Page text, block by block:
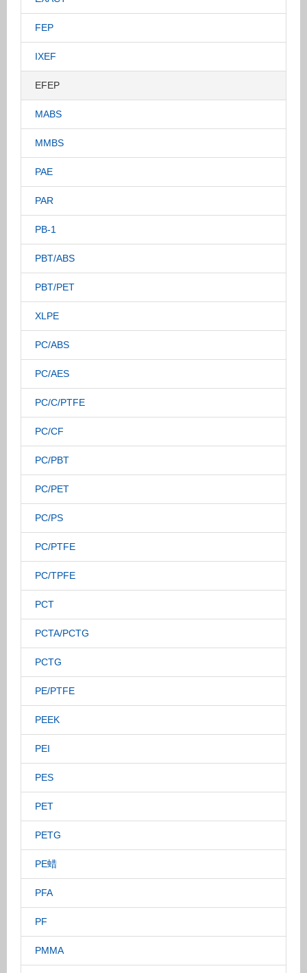
FEP
IXEF
EFEP
MABS
MMBS
PAE
PAR
PB-1
PBT/ABS
PBT/PET
XLPE
PC/ABS
PC/AES
PC/C/PTFE
PC/CF
PC/PBT
PC/PET
PC/PS
PC/PTFE
PC/TPFE
PCT
PCTA/PCTG
PCTG
PE/PTFE
PEEK
PEI
PES
PET
PETG
PE蜡
PFA
PF
PMMA